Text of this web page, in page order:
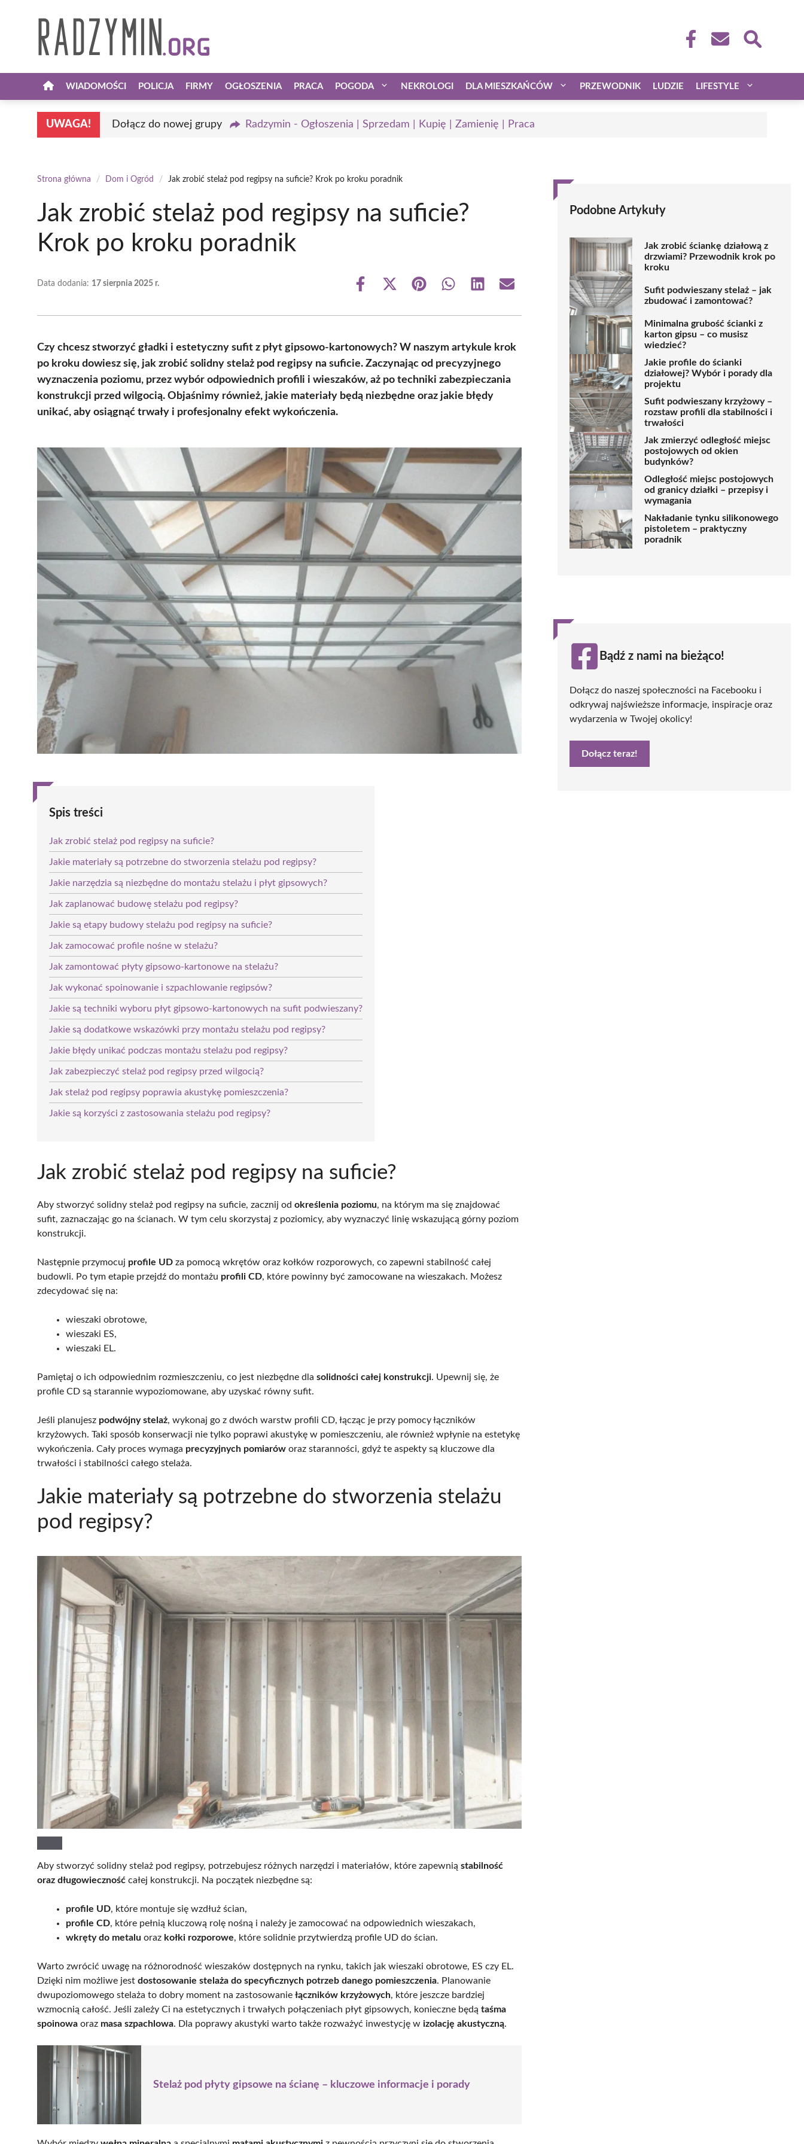
WIADOMOŚCI POLICJA FIRMY OGŁOSZENIA PRACA POGODA NEKROLOGI DLA MIESZKAŃCÓW PRZEWODNIK LUDZIE LIFESTYLE
UWAGA! Dołącz do nowej grupy Radzymin - Ogłoszenia | Sprzedam | Kupię | Zamienię | Praca
Strona główna / Dom i Ogród / Jak zrobić stelaż pod regipsy na suficie? Krok po kroku poradnik
Jak zrobić stelaż pod regipsy na suficie?
Krok po kroku poradnik
Data dodania: 17 sierpnia 2025 r.
Share
Share
(Twitter)
Share Share Share Share
Czy chcesz stworzyć gładki i estetyczny sufit z płyt gipsowo-kartonowych? W naszym artykule krok
po kroku dowiesz się, jak zrobić solidny stelaż pod regipsy na suficie. Zaczynając od precyzyjnego
wyznaczenia poziomu, przez wybór odpowiednich profili i wieszaków, aż po techniki zabezpieczania
konstrukcji przed wilgocią. Objaśnimy również, jakie materiały będą niezbędne oraz jakie błędy
unikać, aby osiągnąć trwały i profesjonalny efekt wykończenia.
Spis treści
Jak zrobić stelaż pod regipsy na suficie?
Jakie materiały są potrzebne do stworzenia stelażu pod regipsy?
Jakie narzędzia są niezbędne do montażu stelażu i płyt gipsowych?
Jak zaplanować budowę stelażu pod regipsy?
Jakie są etapy budowy stelażu pod regipsy na suficie?
Jak zamocować profile nośne w stelażu?
Jak zamontować płyty gipsowo-kartonowe na stelażu?
Jak wykonać spoinowanie i szpachlowanie regipsów?
Jakie są techniki wyboru płyt gipsowo-kartonowych na sufit podwieszany?
Jakie są dodatkowe wskazówki przy montażu stelażu pod regipsy?
Jakie błędy unikać podczas montażu stelażu pod regipsy?
Jak zabezpieczyć stelaż pod regipsy przed wilgocią?
Jak stelaż pod regipsy poprawia akustykę pomieszczenia?
Jakie są korzyści z zastosowania stelażu pod regipsy?
Jak zrobić stelaż pod regipsy na suficie?
Aby stworzyć solidny stelaż pod regipsy na suficie, zacznij od określenia poziomu, na którym ma się znajdować
sufit, zaznaczając go na ścianach. W tym celu skorzystaj z poziomicy, aby wyznaczyć linię wskazującą górny poziom
konstrukcji.
Następnie przymocuj profile UD za pomocą wkrętów oraz kołków rozporowych, co zapewni stabilność całej
budowli. Po tym etapie przejdź do montażu profili CD, które powinny być zamocowane na wieszakach. Możesz
zdecydować się na:
wieszaki obrotowe,
wieszaki ES,
wieszaki EL.
Pamiętaj o ich odpowiednim rozmieszczeniu, co jest niezbędne dla solidności całej konstrukcji. Upewnij się, że
profile CD są starannie wypoziomowane, aby uzyskać równy sufit.
Jeśli planujesz podwójny stelaż, wykonaj go z dwóch warstw profili CD, łącząc je przy pomocy łączników
krzyżowych. Taki sposób konserwacji nie tylko poprawi akustykę w pomieszczeniu, ale również wpłynie na estetykę
wykończenia. Cały proces wymaga precyzyjnych pomiarów oraz staranności, gdyż te aspekty są kluczowe dla
trwałości i stabilności całego stelaża.
Jakie materiały są potrzebne do stworzenia stelażu
pod regipsy?
Aby stworzyć solidny stelaż pod regipsy, potrzebujesz różnych narzędzi i materiałów, które zapewnią stabilność
oraz długowieczność całej konstrukcji. Na początek niezbędne są:
profile UD, które montuje się wzdłuż ścian,
profile CD, które pełnią kluczową rolę nośną i należy je zamocować na odpowiednich wieszakach,
wkręty do metalu oraz kołki rozporowe, które solidnie przytwierdzą profile UD do ścian.
Warto zwrócić uwagę na różnorodność wieszaków dostępnych na rynku, takich jak wieszaki obrotowe, ES czy EL.
Dzięki nim możliwe jest dostosowanie stelaża do specyficznych potrzeb danego pomieszczenia. Planowanie
dwupoziomowego stelaża to dobry moment na zastosowanie łączników krzyżowych, które jeszcze bardziej
wzmocnią całość. Jeśli zależy Ci na estetycznych i trwałych połączeniach płyt gipsowych, konieczne będą taśma
spoinowa oraz masa szpachlowa. Dla poprawy akustyki warto także rozważyć inwestycję w izolację akustyczną.
Stelaż pod płyty gipsowe na ścianę – kluczowe informacje i porady
Podobne Artykuły
Jak zrobić ściankę działową z
drzwiami? Przewodnik krok po
kroku
Sufit podwieszany stelaż – jak
zbudować i zamontować?
Minimalna grubość ścianki z
karton gipsu – co musisz
wiedzieć?
Jakie profile do ścianki
działowej? Wybór i porady dla
projektu
Sufit podwieszany krzyżowy –
rozstaw profili dla stabilności i
trwałości
Jak zmierzyć odległość miejsc
postojowych od okien
budynków?
Odległość miejsc postojowych
od granicy działki – przepisy i
wymagania
Nakładanie tynku silikonowego
pistoletem – praktyczny
poradnik
Bądź z nami na bieżąco!
Dołącz do naszej społeczności na Facebooku i
odkrywaj najświeższe informacje, inspiracje oraz
wydarzenia w Twojej okolicy!
Dołącz teraz!